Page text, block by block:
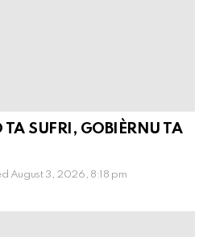
TA SUFRI, GOBIÈRNU TA
August 3, 2026, 8:18 pm